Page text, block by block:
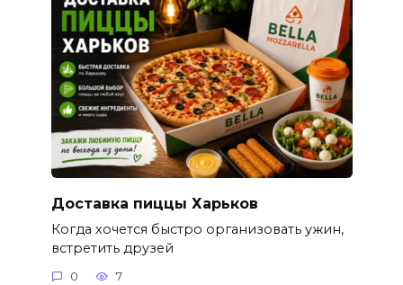
Доставка пиццы Харьков
Когда хочется быстро организовать ужин,
встретить друзей
0 7